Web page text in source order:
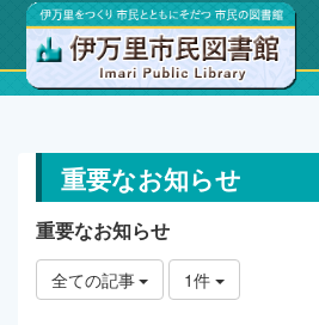
トップページ 重要なお知らせ
重要なお知らせ
重要なお知らせ
全ての記事 1件